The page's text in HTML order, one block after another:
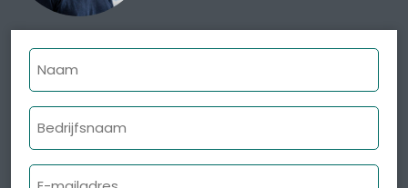
Naam
Bedrijfsnaam
E-